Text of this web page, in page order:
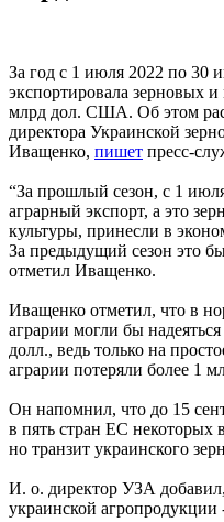
За год с 1 июля 2022 по 30
экспортировала зерновых
млрд дол. США. Об этом
директора Украинской
Иващенко, пишет пресс-
“За прошлый сезон, с 1
аграрный экспорт, а это
культуры, принесли в
За предыдущий сезон это
отметил Иващенко.
Иващенко отметил, что в
аграрии могли бы
долл., ведь только на
аграрии потеряли более 1
Он напомнил, что до 15
в пять стран ЕС некоторых
но транзит украинского
И. о. директор УЗА
украинской агропродукции